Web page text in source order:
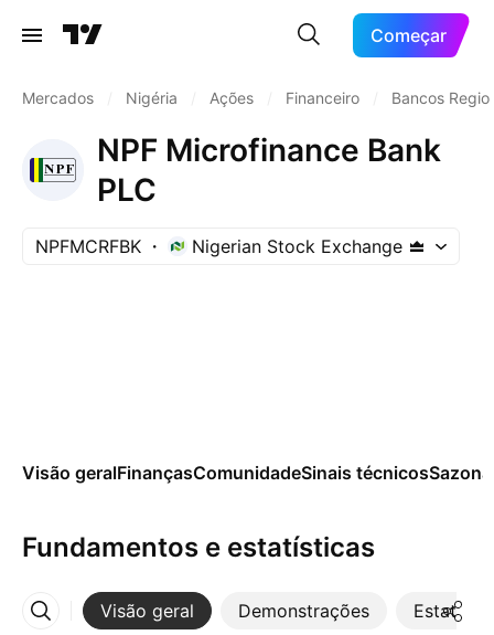
Começar
Mercados Nigéria Ações Financeiro Bancos
NPF Microfinance Bank
PLC
NPFMCRFBK Nigerian Stock Exchange
Visão geralFinançasComunidadeSinais técnicos
Fundamentos e estatísticas
Visão geral Demonstrações
Mais